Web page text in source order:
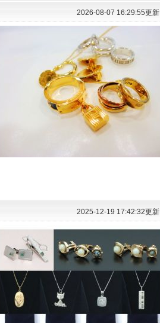
2026-08-07 16:29:55更新
2025-12-19 17:42:32更新